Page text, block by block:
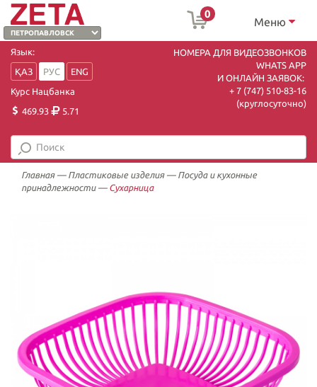
0
Меню
Язык:
ҚАЗ
РУС
ENG
Курс Нацбанка
469.93
5.71
НОМЕРА ДЛЯ ВИДЕОЗВОНКОВ
WHATS APP
И ОНЛАЙН ЗАЯВОК:
+ 7 (747) 510-83-16
(круглосуточно)
Главная— Пластиковые изделия— Посуда и кухонные
принадлежности— Сухарница